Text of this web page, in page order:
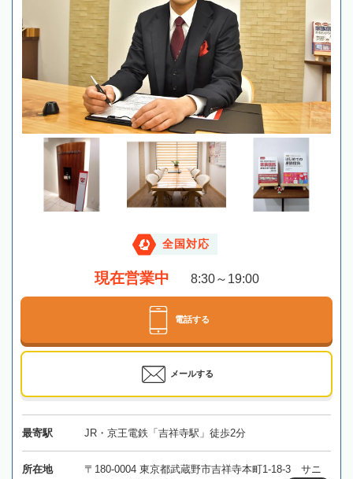
全国対応
現在営業中 8:30～19:00
電話する
メールする
最寄駅 JR・京王電鉄「吉祥寺駅」徒歩2分
所在地
〒180-0004 東京都武蔵野市吉祥寺本町1-18-3 サニ